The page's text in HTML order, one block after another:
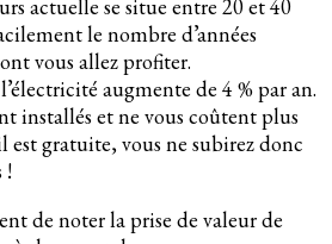
actuelle se situe entre 20 et 40
le nombre d’années
vous allez profiter.
augmente de 4 % par an.
installés et ne vous coûtent plus
est gratuite, vous ne subirez donc
!
de noter la prise de valeur de